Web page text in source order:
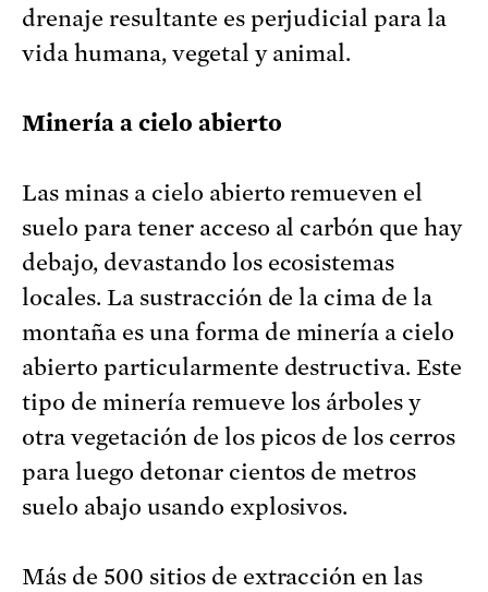
drenaje resultante es perjudicial para la
vida humana, vegetal y animal.
Minería a cielo abierto
Las minas a cielo abierto remueven el
suelo para tener acceso al carbón que hay
debajo, devastando los ecosistemas
locales. La sustracción de la cima de la
montaña es una forma de minería a cielo
abierto particularmente destructiva. Este
tipo de minería remueve los árboles y
otra vegetación de los picos de los cerros
para luego detonar cientos de metros
suelo abajo usando explosivos.
Más de 500 sitios de extracción en las